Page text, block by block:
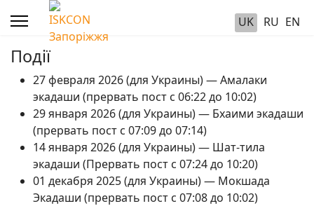
UK RU EN
Події
27 февраля 2026 (для Украины) — Амалаки
экадаши (прервать пост с 06:22 до 10:02)
29 января 2026 (для Украины) — Бхаими экадаши
(прервать пост с 07:09 до 07:14)
14 января 2026 (для Украины) — Шат-тила
экадаши (Прервать пост с 07:24 до 10:20)
01 декабря 2025 (для Украины) — Мокшада
Экадаши (прервать пост с 07:08 до 10:02)